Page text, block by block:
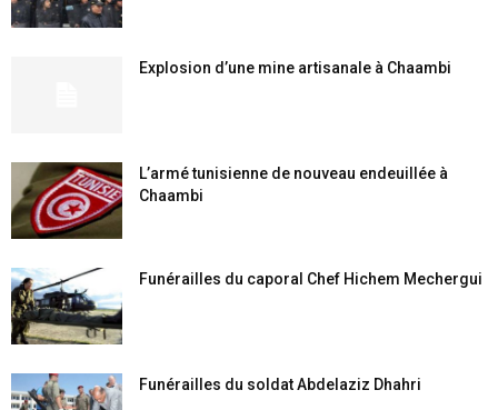
Explosion d’une mine artisanale à Chaambi
L’armé tunisienne de nouveau endeuillée à
Chaambi
Funérailles du caporal Chef Hichem Mechergui
Funérailles du soldat Abdelaziz Dhahri